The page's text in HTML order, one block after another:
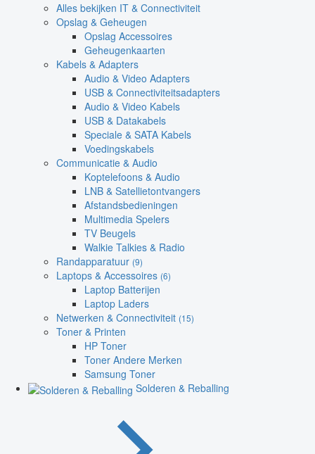
Alles bekijken IT & Connectiviteit
Opslag & Geheugen
Opslag Accessoires
Geheugenkaarten
Kabels & Adapters
Audio & Video Adapters
USB & Connectiviteitsadapters
Audio & Video Kabels
USB & Datakabels
Speciale & SATA Kabels
Voedingskabels
Communicatie & Audio
Koptelefoons & Audio
LNB & Satellietontvangers
Afstandsbedieningen
Multimedia Spelers
TV Beugels
Walkie Talkies & Radio
Randapparatuur (9)
Laptops & Accessoires (6)
Laptop Batterijen
Laptop Laders
Netwerken & Connectiviteit (15)
Toner & Printen
HP Toner
Toner Andere Merken
Samsung Toner
Solderen & Reballing